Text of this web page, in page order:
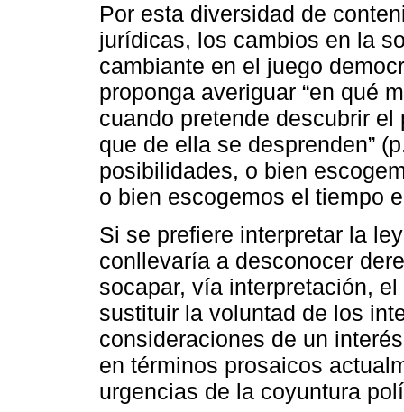
Por esta diversidad de
jurídicas, los cambios en la
cambiante en el juego
proponga averiguar “en qué
cuando pretende descubrir
que de ella se desprenden”
posibilidades, o bien
o bien escogemos el tiempo
Si se prefiere interpretar la
conllevaría a desconocer
socapar, vía interpretación,
sustituir la voluntad de los
consideraciones de un
en términos prosaicos
urgencias de la coyuntura